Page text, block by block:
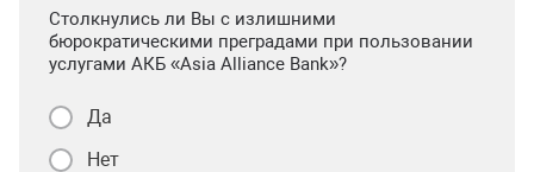
Столкнулись ли Вы с излишними
бюрократическими преградами при пользовании
услугами АКБ «Asia Alliance Bank»?
Да
Нет